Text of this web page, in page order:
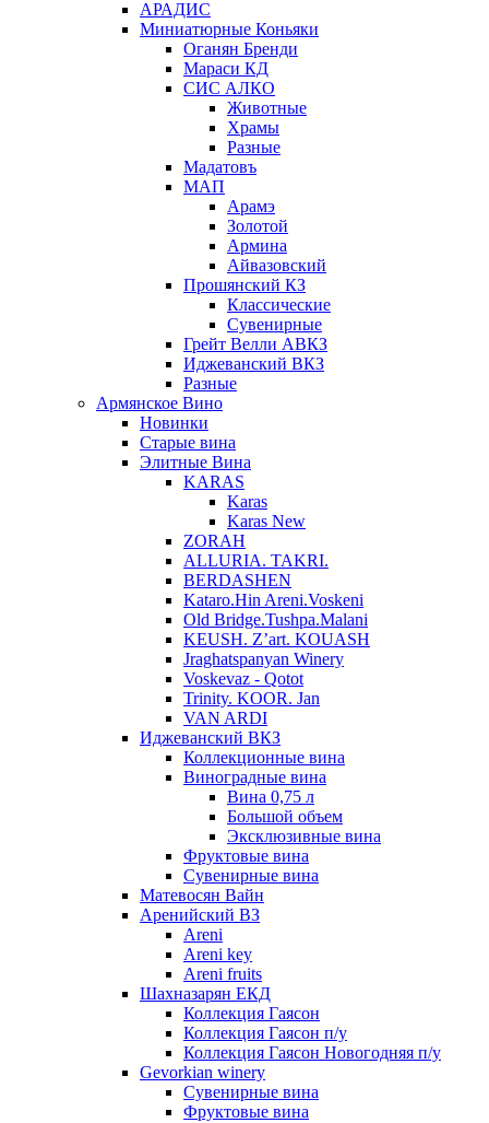
АРАДИС
Миниатюрные Коньяки
Оганян Бренди
Мараси КД
СИС АЛКО
Животные
Храмы
Разные
Мадатовъ
МАП
Арамэ
Золотой
Армина
Айвазовский
Прошянский КЗ
Классические
Сувенирные
Грейт Велли АВКЗ
Иджеванский ВКЗ
Разные
Армянское Вино
Новинки
Старые вина
Элитные Вина
KARAS
Karas
Karas New
ZORAH
ALLURIA. TAKRI.
BERDASHEN
Kataro.Hin Areni.Voskeni
Old Bridge.Tushpa.Malani
KEUSH. Z’art. KOUASH
Jraghatspanyan Winery
Voskevaz - Qotot
Trinity. KOOR. Jan
VAN ARDI
Иджеванский ВКЗ
Коллекционные вина
Виноградные вина
Вина 0,75 л
Большой объем
Эксклюзивные вина
Фруктовые вина
Cувенирные вина
Матевосян Вайн
Аренийский ВЗ
Areni
Areni key
Areni fruits
Шахназарян ЕКД
Коллекция Гаясон
Коллекция Гаясон п/у
Коллекция Гаясон Новогодняя п/у
Gevorkian winery
Сувенирные вина
Фруктовые вина